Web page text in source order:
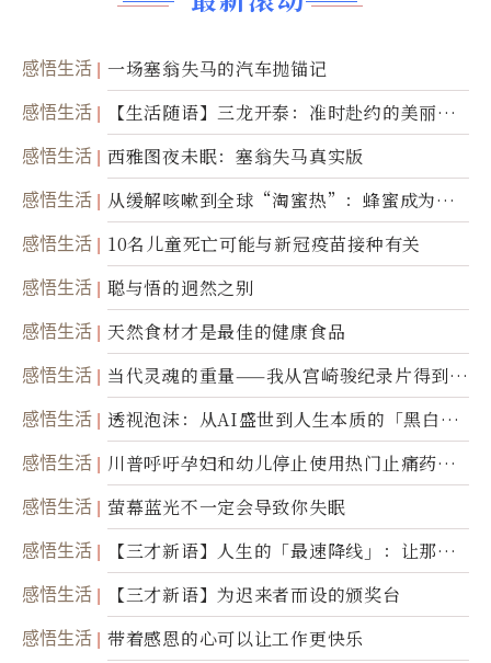
感悟生活 一场塞翁失马的汽车抛锚记
感悟生活
【生活随语】三龙开泰：准时赴约的美丽震
撼
感悟生活 西雅图夜未眠：塞翁失马真实版
感悟生活
从缓解咳嗽到全球“淘蜜热”：蜂蜜成为健
康产业前沿商品
感悟生活 10名儿童死亡可能与新冠疫苗接种有关
感悟生活 聪与悟的迥然之别
感悟生活 天然食材才是最佳的健康食品
感悟生活
当代灵魂的重量——我从宫崎骏纪录片得到的
省思
感悟生活
透视泡沫：从AI盛世到人生本质的「黑白一
瞬」
感悟生活
川普呼吁孕妇和幼儿停止使用热门止痛药泰
诺
感悟生活 萤幕蓝光不一定会导致你失眠
感悟生活
【三才新语】人生的「最速降线」：让那道
光，带你滑向自己
感悟生活 【三才新语】为迟来者而设的颁奖台
感悟生活 带着感恩的心可以让工作更快乐